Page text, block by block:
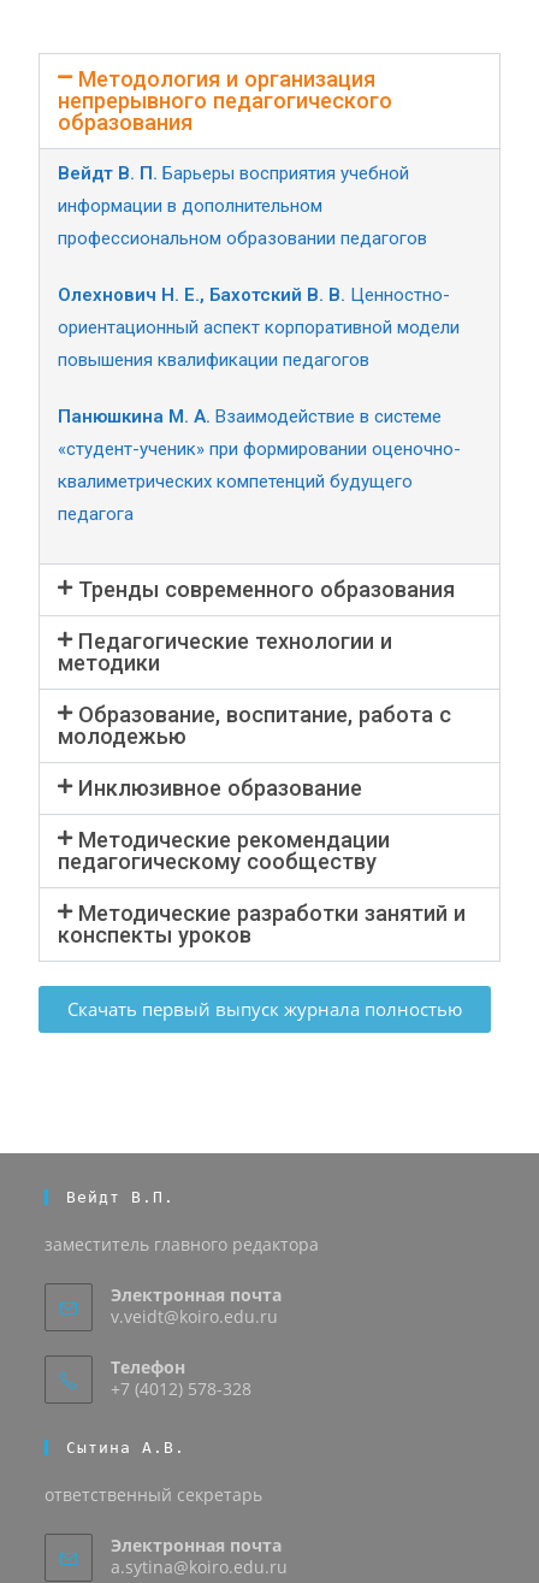
Методология и организация
непрерывного педагогического
образования
Вейдт В. П. Барьеры восприятия учебной
информации в дополнительном
профессиональном образовании педагогов
Олехнович Н. Е., Бахотский В. В. Ценностно-
ориентационный аспект корпоративной модели
повышения квалификации педагогов
Панюшкина М. А.Взаимодействие в системе
«студент-ученик» при формировании оценочно-
квалиметрических компетенций будущего
педагога
Тренды современного образования
Педагогические технологии и
методики
Образование, воспитание, работа с
молодежью
Инклюзивное образование
Методические рекомендации
педагогическому сообществу
Методические разработки занятий и
конспекты уроков
Скачать первый выпуск журнала полностью
Вейдт В.П.
заместитель главного редактора
Электронная почта
v.veidt@koiro.edu.ru
Телефон
+7 (4012) 578-328
Сытина А.В.
ответственный секретарь
Электронная почта
a.sytina@koiro.edu.ru